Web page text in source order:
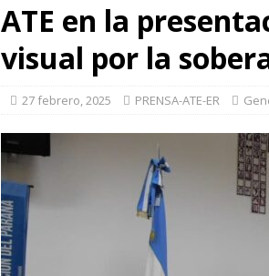
ATE en la
visual por la
27 febrero, 2025 PRENSA-ATE-ER